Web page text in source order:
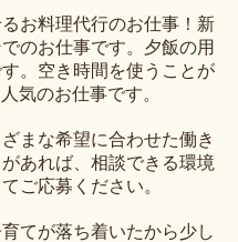
お料理代行のお仕事！新
のお仕事です。夕飯の用
。空き時間を使うことが
気のお仕事です。
まな希望に合わせた働き
あれば、相談できる環境
ご応募ください。
てが落ち着いたから少し